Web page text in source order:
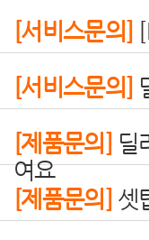
[서비스문의]
[서비스문의]
[제품문의] 딜
여요
[제품문의] 셋